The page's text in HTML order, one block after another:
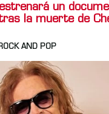
un
la muerte de
AND POP